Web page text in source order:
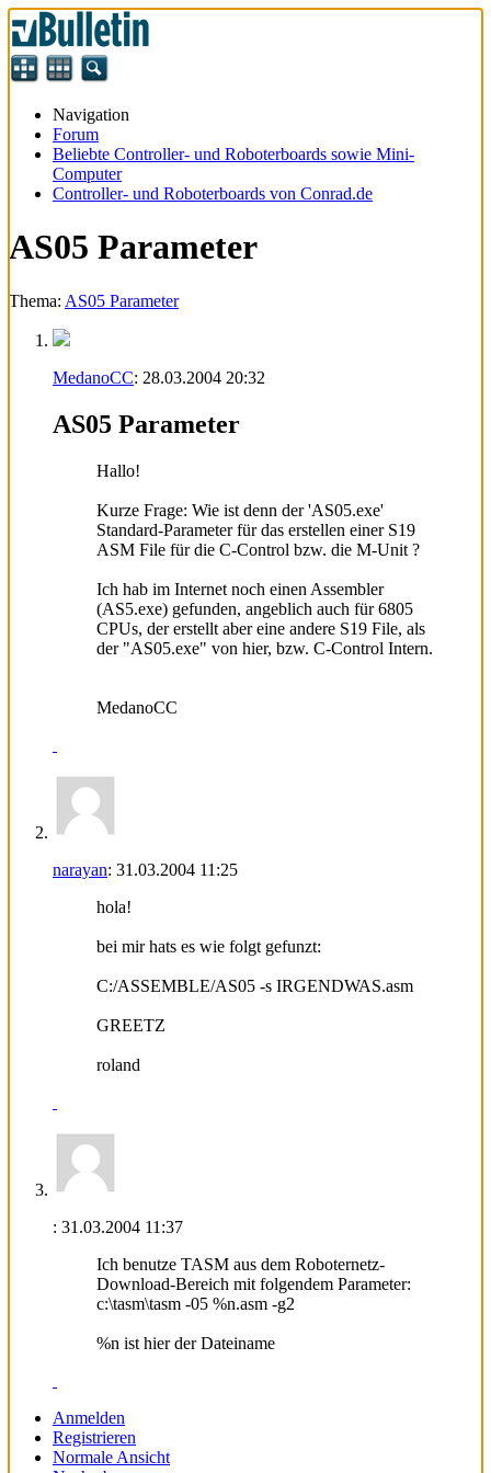
Navigation
Forum
Beliebte Controller- und Roboterboards sowie Mini-
Computer
Controller- und Roboterboards von Conrad.de
AS05 Parameter
Thema: AS05 Parameter
MedanoCC: 28.03.2004 20:32
AS05 Parameter
Hallo!
Kurze Frage: Wie ist denn der 'AS05.exe'
Standard-Parameter für das erstellen einer S19
ASM File für die C-Control bzw. die M-Unit ?
Ich hab im Internet noch einen Assembler
(AS5.exe) gefunden, angeblich auch für 6805
CPUs, der erstellt aber eine andere S19 File, als
der "AS05.exe" von hier, bzw. C-Control Intern.
MedanoCC
narayan: 31.03.2004 11:25
hola!
bei mir hats es wie folgt gefunzt:
C:/ASSEMBLE/AS05 -s IRGENDWAS.asm
GREETZ
roland
: 31.03.2004 11:37
Ich benutze TASM aus dem Roboternetz-
Download-Bereich mit folgendem Parameter:
c:\tasm\tasm -05 %n.asm -g2
%n ist hier der Dateiname
Anmelden
Registrieren
Normale Ansicht